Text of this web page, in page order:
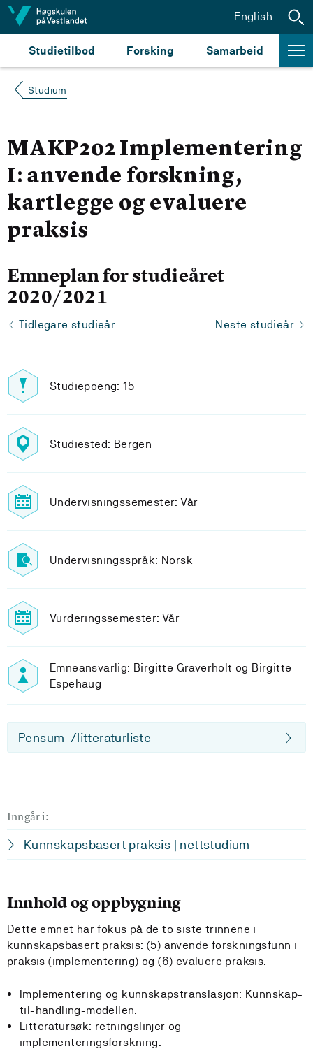
Hopp til innhald
Studietilbod Forsking Samarbeid
English
Studium
MAKP202 Implementering
I: anvende forskning,
kartlegge og evaluere
praksis
Emneplan for studieåret
2020/2021
Tidlegare studieår Neste studieår
Studiepoeng: 15
Studiested: Bergen
Undervisningssemester: Vår
Undervisningsspråk: Norsk
Vurderingssemester: Vår
Emneansvarlig: Birgitte Graverholt og Birgitte
Espehaug
Pensum-/litteraturliste
Inngår i:
Kunnskapsbasert praksis | nettstudium
Innhold og oppbygning
Dette emnet har fokus på de to siste trinnene i
kunnskapsbasert praksis: (5) anvende forskningsfunn i
praksis (implementering) og (6) evaluere praksis.
Implementering og kunnskapstranslasjon: Kunnskap-
til-handling-modellen.
Litteratursøk: retningslinjer og
implementeringsforskning.